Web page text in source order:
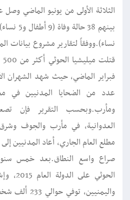
نساء).ووفقاً لتقارير مشروع بيانات
عدد من الضحايا المدنيين في
ومأرب.وبحسب التقرير فإن
العدوانية، في مأرب والجوف
مطلع العام الجاري، أعاد المدنيين
صراع واسع النطاق.بعد خمس
الحوثي
واليمنيين،